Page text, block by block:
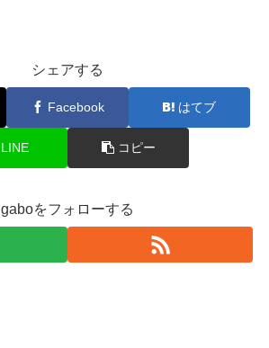
シェアする
Facebook はてブ
LINE コピー
gaboをフォローする